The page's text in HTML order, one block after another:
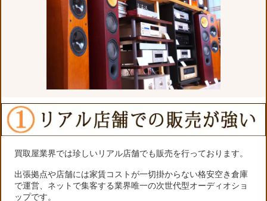
買取屋業界では珍しいリアル店舗でも販売を行っております。
出張拠点や店舗には家賃コストが一切掛からない格安空き倉庫
で運営、ネットで集客する業界唯一の次世代型オーディオショ
ップです。